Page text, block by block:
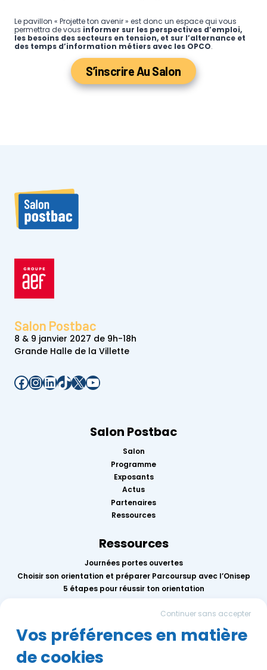
Le pavillon « Projette ton avenir » est donc un espace qui vous
permettra de vous informer sur les perspectives d’emploi,
les besoins des secteurs en tension, et sur l’alternance et
des temps d’information métiers avec les OPCO.
S’inscrire Au Salon
Salon Postbac
8 & 9 janvier 2027 de 9h-18h
Grande Halle de la Villette
Facebook
Instagram
LinkedIn
TikTok
X YouTube
Salon Postbac
Salon
Programme
Exposants
Actus
Partenaires
Ressources
Ressources
Journées portes ouvertes
Choisir son orientation et préparer Parcoursup avec l’Onisep
5 étapes pour réussir ton orientation
Mercredis de l’orientation
Calendrier des événements AEF info
Groupe AEF
Continuer sans accepter
Vos préférences en matière
de cookies